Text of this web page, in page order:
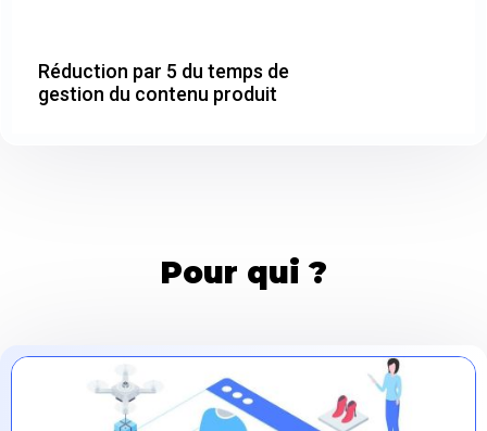
Réduction par 5 du temps de
gestion du contenu produit
Pour qui ?